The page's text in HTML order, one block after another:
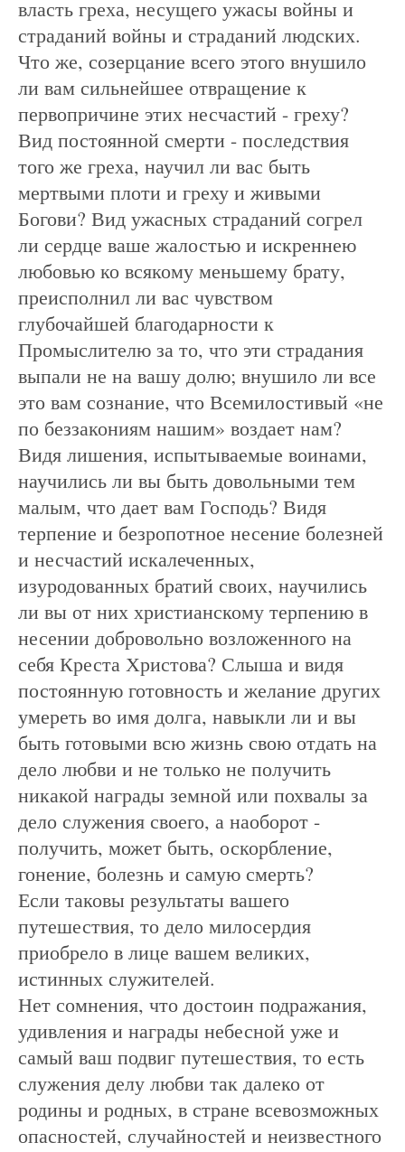
власть греха, несущего ужасы войны и
страданий войны и страданий людских.
Что же, созерцание всего этого внушило
ли вам сильнейшее отвращение к
первопричине этих несчастий - греху?
Вид постоянной смерти - последствия
того же греха, научил ли вас быть
мертвыми плоти и греху и живыми
Богови? Вид ужасных страданий согрел
ли сердце ваше жалостью и искреннею
любовью ко всякому меньшему брату,
преисполнил ли вас чувством
глубочайшей благодарности к
Промыслителю за то, что эти страдания
выпали не на вашу долю; внушило ли все
это вам сознание, что Всемилостивый «не
по беззакониям нашим» воздает нам?
Видя лишения, испытываемые воинами,
научились ли вы быть довольными тем
малым, что дает вам Господь? Видя
терпение и безропотное несение болезней
и несчастий искалеченных,
изуродованных братий своих, научились
ли вы от них христианскому терпению в
несении добровольно возложенного на
себя Креста Христова? Слыша и видя
постоянную готовность и желание других
умереть во имя долга, навыкли ли и вы
быть готовыми всю жизнь свою отдать на
дело любви и не только не получить
никакой награды земной или похвалы за
дело служения своего, а наоборот -
получить, может быть, оскорбление,
гонение, болезнь и самую смерть?
Если таковы результаты вашего
путешествия, то дело милосердия
приобрело в лице вашем великих,
истинных служителей.
Нет сомнения, что достоин подражания,
удивления и награды небесной уже и
самый ваш подвиг путешествия, то есть
служения делу любви так далеко от
родины и родных, в стране всевозможных
опасностей, случайностей и неизвестного